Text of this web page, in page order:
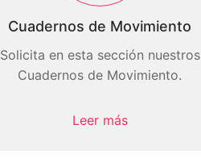
Cuadernos de Movimiento
Solicita en esta sección nuestros
Cuadernos de Movimiento.
Leer más